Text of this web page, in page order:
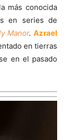
más conocida
en series de
Manor. Azrael
en tierras
en el pasado